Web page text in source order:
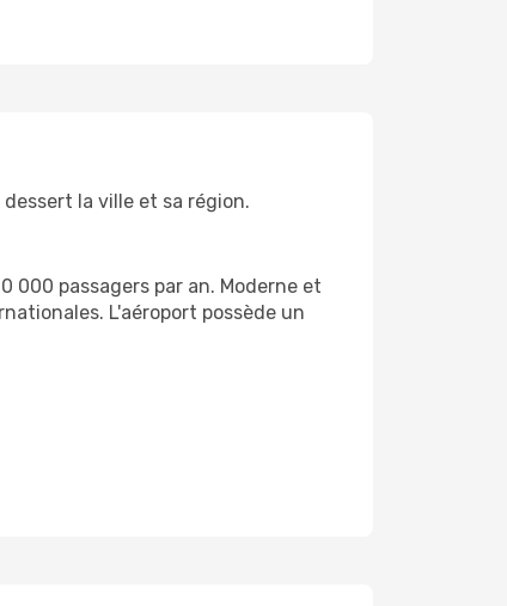
la ville et sa région.
000 passagers par an. Moderne et
L'aéroport possède un